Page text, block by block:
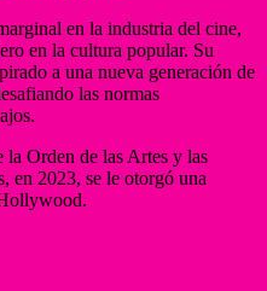
en la industria del cine,
en la cultura popular. Su
a una nueva generación de
las normas
Orden de las Artes y las
en 2023, se le otorgó una